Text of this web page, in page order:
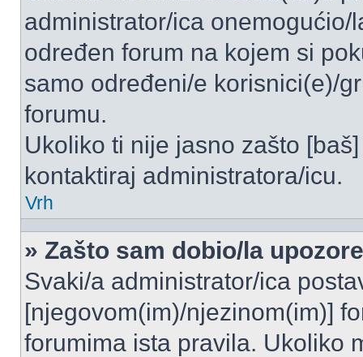
administrator/ica
određen forum na kojem si
samo određeni/e korisnici(e)/
forumu.
Ukoliko ti nije jasno zašto
kontaktiraj administratora/icu.
Vrh
» Zašto sam dobio/la
Svaki/a administrator/ica
[njegovom(im)/njezinom(im)]
forumima ista pravila. Ukoliko